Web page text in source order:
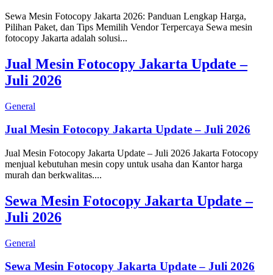
Sewa Mesin Fotocopy Jakarta 2026: Panduan Lengkap Harga,
Pilihan Paket, dan Tips Memilih Vendor Terpercaya Sewa mesin
fotocopy Jakarta adalah solusi...
Jual Mesin Fotocopy Jakarta Update –
Juli 2026
General
Jual Mesin Fotocopy Jakarta Update – Juli 2026
Jual Mesin Fotocopy Jakarta Update – Juli 2026 Jakarta Fotocopy
menjual kebutuhan mesin copy untuk usaha dan Kantor harga
murah dan berkwalitas....
Sewa Mesin Fotocopy Jakarta Update –
Juli 2026
General
Sewa Mesin Fotocopy Jakarta Update – Juli 2026